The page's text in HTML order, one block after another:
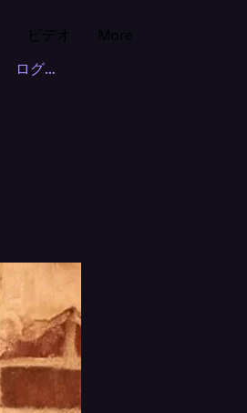
ビデオ
More
ログイン